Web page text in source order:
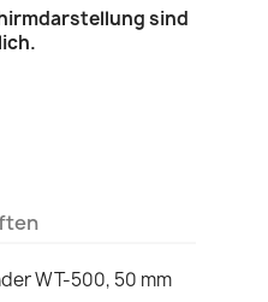
sind
WT-500, 50 mm